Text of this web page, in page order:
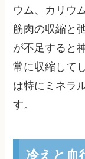
ウム、カリウ
筋肉の収縮と
が不足すると
常に収縮して
は特にミネラ
す。
冷えと血